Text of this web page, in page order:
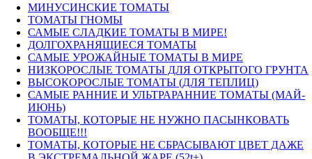
МИНУСИНСКИЕ ТОМАТЫ
ТОМАТЫ ГНОМЫ
САМЫЕ СЛАДКИЕ ТОМАТЫ В МИРЕ!
ДОЛГОХРАНЯЩИЕСЯ ТОМАТЫ
САМЫЕ УРОЖАЙНЫЕ ТОМАТЫ В МИРЕ
НИЗКОРОСЛЫЕ ТОМАТЫ ДЛЯ ОТКРЫТОГО ГРУНТА
ВЫСОКОРОСЛЫЕ ТОМАТЫ (ДЛЯ ТЕПЛИЦ)
САМЫЕ РАННИЕ И УЛЬТРАРАННИЕ ТОМАТЫ (МАЙ-
ИЮНЬ)
ТОМАТЫ, КОТОРЫЕ НЕ НУЖНО ПАСЫНКОВАТЬ
ВООБЩЕ!!!
ТОМАТЫ, КОТОРЫЕ НЕ СБРАСЫВАЮТ ЦВЕТ ДАЖЕ